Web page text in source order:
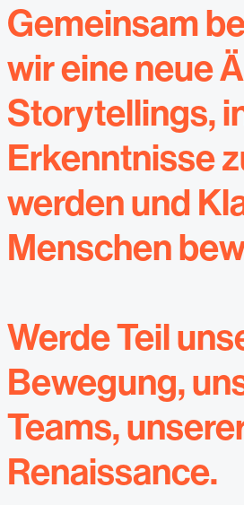
Gemeinsam
wir eine neue
Storytellings,
Erkenntnisse
werden und
Menschen
Werde Teil
Bewegung,
Teams,
Renaissance.